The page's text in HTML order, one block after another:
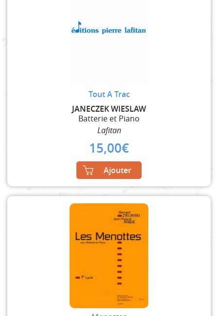
Tout A Trac
JANECZEK WIESLAW
Batterie et Piano
Lafitan
15,00€
Ajouter